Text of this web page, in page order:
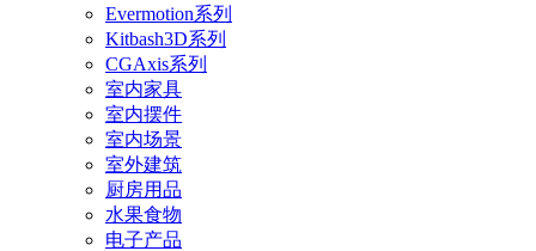
Evermotion系列
Kitbash3D系列
CGAxis系列
室内家具
室内摆件
室内场景
室外建筑
厨房用品
水果食物
电子产品